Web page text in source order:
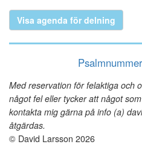
Visa agenda för delning
Med reservation för felaktiga och
något fel eller tycker att något
kontakta mig gärna på info (a)
åtgärdas.
© David Larsson 2026